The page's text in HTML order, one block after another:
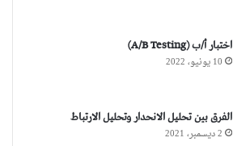
اختبار أ/ب (A/B Testing)
10 يونيو، 2022
الفرق بين تحليل الانحدار وتحليل الارتباط
2 ديسمبر، 2021